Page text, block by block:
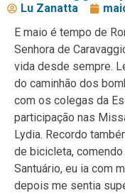
Lu Zanatta
E maio é tempo de
Senhora de
vida desde sempre.
do caminhão dos
com os colegas da
participação nas
Lydia. Recordo
de bicicleta, comendo
Santuário, eu ia com
depois me sentia